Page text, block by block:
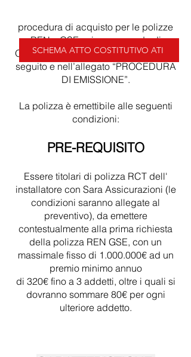
procedura di acquisto per le polizze
REN – GSE; mi raccomando di
Occorre rispettare quanto ho scritto di
seguito e nell’allegato “PROCEDURA
DI EMISSIONE”.
La polizza è emettibile alle seguenti
condizioni:
PRE-REQUISITO
Essere titolari di polizza RCT dell'
installatore con Sara Assicurazioni (le
condizioni saranno allegate al
preventivo), da emettere
contestualmente alla prima richiesta
della polizza REN GSE, con un
massimale fisso di 1.000.000€ ad un
premio minimo annuo
di 320€ fino a 3 addetti, oltre i quali si
dovranno sommare 80€ per ogni
ulteriore addetto.
SCHEMA ATTO COSTITUTIVO ATI